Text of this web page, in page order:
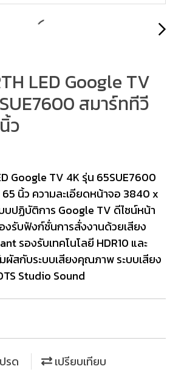
LED Google TV
สมาร์ททีวี
ว
Google TV 4K รุ่น 65SUE7600
นิ้ว ความละเอียดหน้าจอ 3840 x
บปฏิบัติการ Google TV ดีไซน์หน้า
งรับฟังก์ชั่นการสั่งงานด้วยเสียง
รองรับเทคโนโลยี HDR10 และ
ผัสกับระบบเสียงคุณภาพ ระบบเสียง
Studio Sound
รด
เปรียบเทียบ